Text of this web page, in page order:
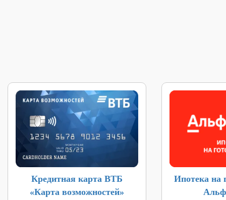
Кредитная карта ВТБ
«Карта возможностей»
Ипотека на